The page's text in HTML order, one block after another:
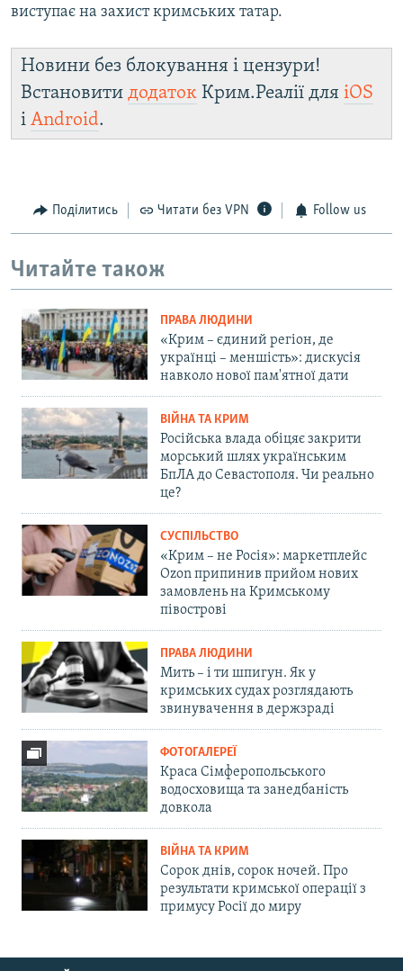
виступає на захист кримських татар.
Новини без блокування і цензури!
Встановити додаток Крим.Реалії для iOS
і Android.
Поділитись Читати без VPN Follow us
Читайте також
ПРАВА ЛЮДИНИ
«Крим – єдиний регіон, де
українці – меншість»: дискусія
навколо нової пам'ятної дати
ВІЙНА ТА КРИМ
Російська влада обіцяє закрити
морський шлях українським
БпЛА до Севастополя. Чи реально
це?
СУСПІЛЬСТВО
«Крим – не Росія»: маркетплейс
Ozon припинив прийом нових
замовлень на Кримському
півострові
ПРАВА ЛЮДИНИ
Мить – і ти шпигун. Як у
кримських судах розглядають
звинувачення в держзраді
ФОТОГАЛЕРЕЇ
Краса Сімферопольського
водосховища та занедбаність
довкола
ВІЙНА ТА КРИМ
Сорок днів, сорок ночей. Про
результати кримської операції з
примусу Росії до миру